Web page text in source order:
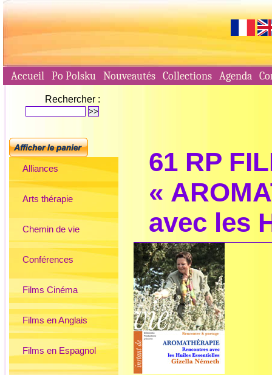
Accueil Po Polsku Nouveautés Collections Agenda
Rechercher :
Alliances
Arts thérapie
Chemin de vie
Conférences
Films Cinéma
Films en Anglais
Films en Espagnol
61 RP
«
avec les